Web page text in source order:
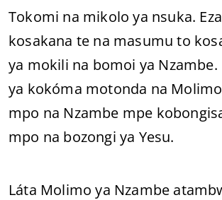
Tokomi na mikolo ya nsuka.
kosakana te na masumu to
ya mokili na bomoi ya Nzambe.
ya kokóma motonda na
mpo na Nzambe mpe
mpo na bozongi ya Yesu.
Láta Molimo ya Nzambe